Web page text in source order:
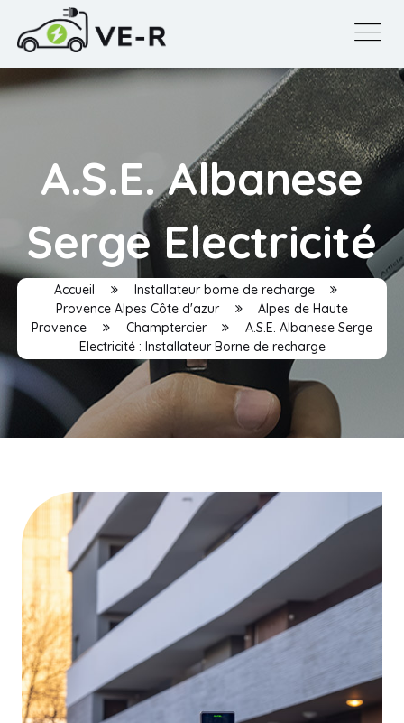
A.S.E. Albanese
Serge Electricité
Accueil
Installateur borne de recharge
Provence Alpes Côte d'azur
Alpes de Haute
Provence
Champtercier
A.S.E. Albanese Serge
Electricité : Installateur Borne de recharge